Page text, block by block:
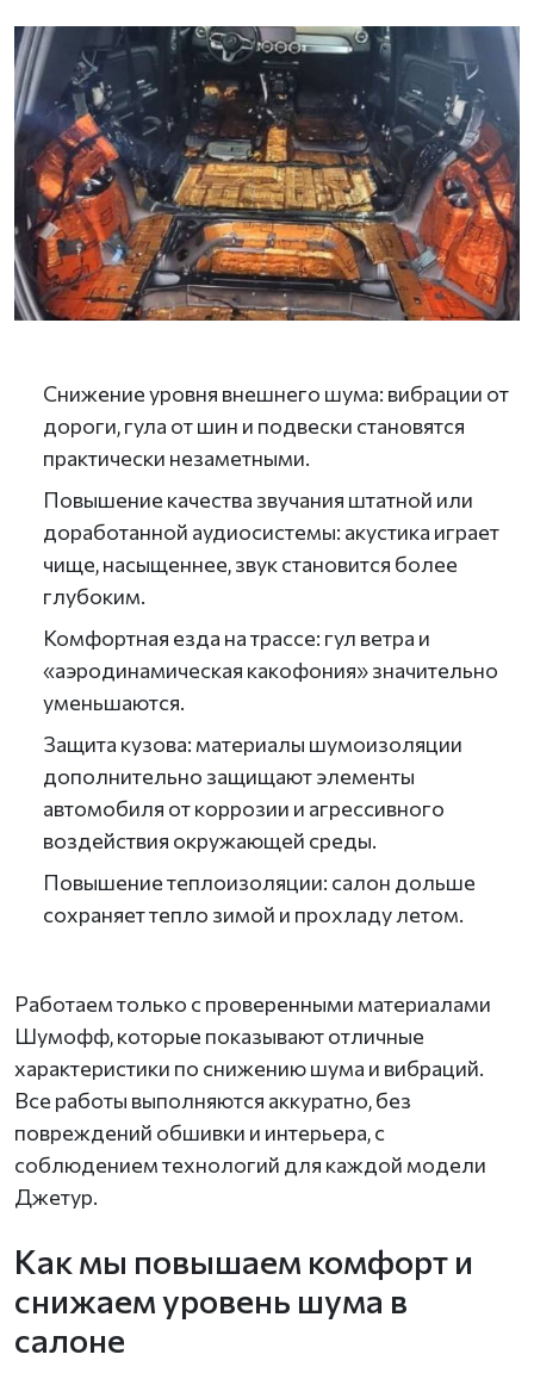
Снижение уровня внешнего шума: вибрации от
дороги, гула от шин и подвески становятся
практически незаметными.
Повышение качества звучания штатной или
доработанной аудиосистемы: акустика играет
чище, насыщеннее, звук становится более
глубоким.
Комфортная езда на трассе: гул ветра и
«аэродинамическая какофония» значительно
уменьшаются.
Защита кузова: материалы шумоизоляции
дополнительно защищают элементы
автомобиля от коррозии и агрессивного
воздействия окружающей среды.
Повышение теплоизоляции: салон дольше
сохраняет тепло зимой и прохладу летом.
Работаем только с проверенными материалами
Шумофф, которые показывают отличные
характеристики по снижению шума и вибраций.
Все работы выполняются аккуратно, без
повреждений обшивки и интерьера, с
соблюдением технологий для каждой модели
Джетур.
Как мы повышаем комфорт и
снижаем уровень шума в
салоне